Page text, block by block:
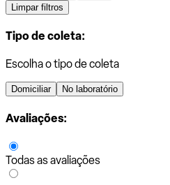
Limpar filtros
Tipo de coleta:
Escolha o tipo de coleta
Domiciliar No laboratório
Avaliações:
Todas as avaliações